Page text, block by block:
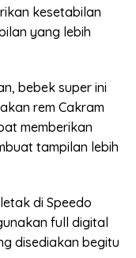
kesetabilan
yang lebih
bebek super ini
rem Cakram
memberikan
tampilan lebih
di Speedo
full digital
disediakan begitu